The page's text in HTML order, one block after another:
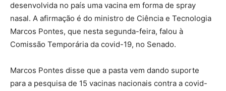
desenvolvida no país uma vacina em forma de spray
nasal. A afirmação é do ministro de Ciência e Tecnologia
Marcos Pontes, que nesta segunda-feira, falou à
Comissão Temporária da covid-19, no Senado.
Marcos Pontes disse que a pasta vem dando suporte
para a pesquisa de 15 vacinas nacionais contra a covid-